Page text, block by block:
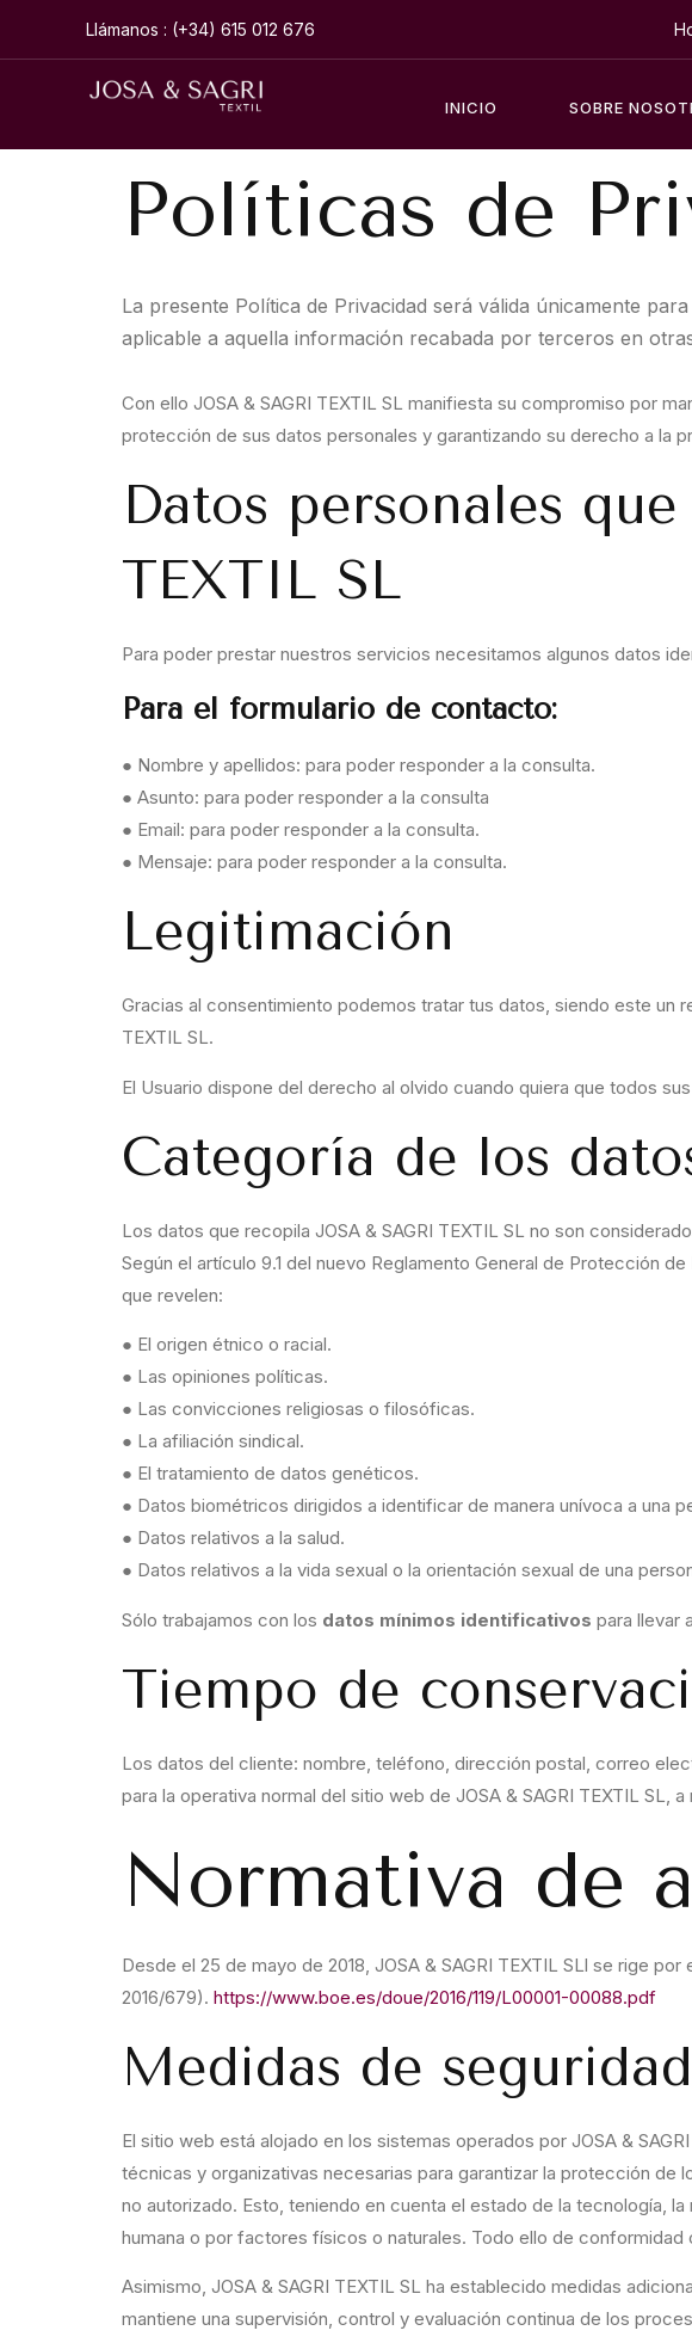
Llámanos : (+34) 615 012 676
INICIO SOBRE
Políticas de
La presente Política de Privacidad será válida únicamente
aplicable a aquella información recabada por terceros en
Con ello JOSA & SAGRI TEXTIL SL manifiesta su compromiso por
protección de sus datos personales y garantizando su derecho a la
Datos personales
TEXTIL SL
Para poder prestar nuestros servicios necesitamos algunos datos
Para el formulario de contacto:
● Nombre y apellidos: para poder responder a la consulta.
● Asunto: para poder responder a la consulta
● Email: para poder responder a la consulta.
● Mensaje: para poder responder a la consulta.
Legitimación
Gracias al consentimiento podemos tratar tus datos, siendo este un
TEXTIL SL.
El Usuario dispone del derecho al olvido cuando quiera que todos
Categoría de los
Los datos que recopila JOSA & SAGRI TEXTIL SL no son
Según el artículo 9.1 del nuevo Reglamento General de Protección
que revelen:
● El origen étnico o racial.
● Las opiniones políticas.
● Las convicciones religiosas o filosóficas.
● La afiliación sindical.
● El tratamiento de datos genéticos.
● Datos biométricos dirigidos a identificar de manera unívoca a una
● Datos relativos a la salud.
● Datos relativos a la vida sexual o la orientación sexual de una
Sólo trabajamos con los datos mínimos identificativos para llevar
Tiempo de
Los datos del cliente: nombre, teléfono, dirección postal, correo
para la operativa normal del sitio web de JOSA & SAGRI TEXTIL
Normativa de
Desde el 25 de mayo de 2018, JOSA & SAGRI TEXTIL SLl se rige
2016/679). https://www.boe.es/doue/2016/119/L00001-00088.pdf
Medidas de seguridad
El sitio web está alojado en los sistemas operados por JOSA &
técnicas y organizativas necesarias para garantizar la protección
no autorizado. Esto, teniendo en cuenta el estado de la tecnología,
humana o por factores físicos o naturales. Todo ello de
Asimismo, JOSA & SAGRI TEXTIL SL ha establecido medidas
mantiene una supervisión, control y evaluación continua de los